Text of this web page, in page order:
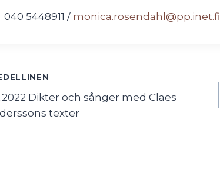
040 5448911 / monica.rosendahl@pp.inet.fi
Dikter och sånger med Claes
texter